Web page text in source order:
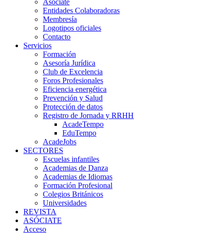
Asóciate
Entidades Colaboradoras
Membresía
Logotipos oficiales
Contacto
Servicios
Formación
Asesoría Jurídica
Club de Excelencia
Foros Profesionales
Eficiencia energética
Prevención y Salud
Protección de datos
Registro de Jornada y RRHH
AcadeTempo
EduTempo
AcadeJobs
SECTORES
Escuelas infantiles
Academias de Danza
Academias de Idiomas
Formación Profesional
Colegios Británicos
Universidades
REVISTA
ASÓCIATE
Acceso